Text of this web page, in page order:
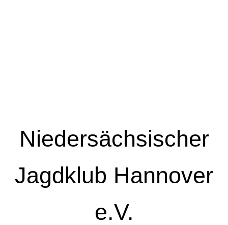
Niedersächsischer
Jagdklub Hannover
e.V.